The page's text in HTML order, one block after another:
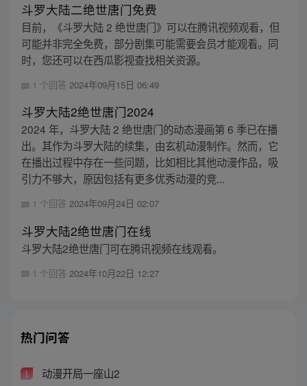
斗罗大陆二绝世唐门免费
目前，《斗罗大陆 2 绝世唐门》可以在腾讯视频观看，但
可能并非完全免费，部分剧集可能需要会员才能观看。同
时，您还可以在西瓜影视查找相关资源。
1 个回答 2024年09月15日 06:49
斗罗大陆2绝世唐门2024
2024 年，斗罗大陆 2 绝世唐门的动态漫画第 6 季已在播
出。其作为斗罗大陆的续集，由玄机动漫制作。然而，它
在播出过程中存在一些问题，比如相比其他动漫作品，吸
引力不够大，原因包括有更多优秀动漫的竞...
1 个回答 2024年09月24日 02:07
斗罗大陆2绝世唐门在线
斗罗大陆2绝世唐门可在腾讯视频在线观看。
1 个回答 2024年10月22日 12:27
热门问答
1 动漫开局一座山2